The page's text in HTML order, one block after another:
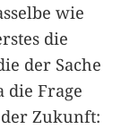
wie
die
der Sache
die Frage
Zukunft: